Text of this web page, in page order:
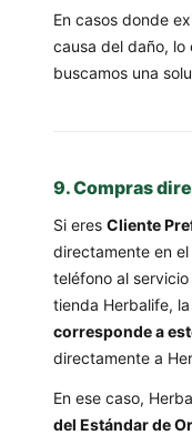
En casos donde
causa del daño, lo
buscamos una
9. Compras
Si eres Cliente
directamente en
teléfono al
tienda Herbalife,
corresponde a
directamente a
En ese caso,
del Estándar de